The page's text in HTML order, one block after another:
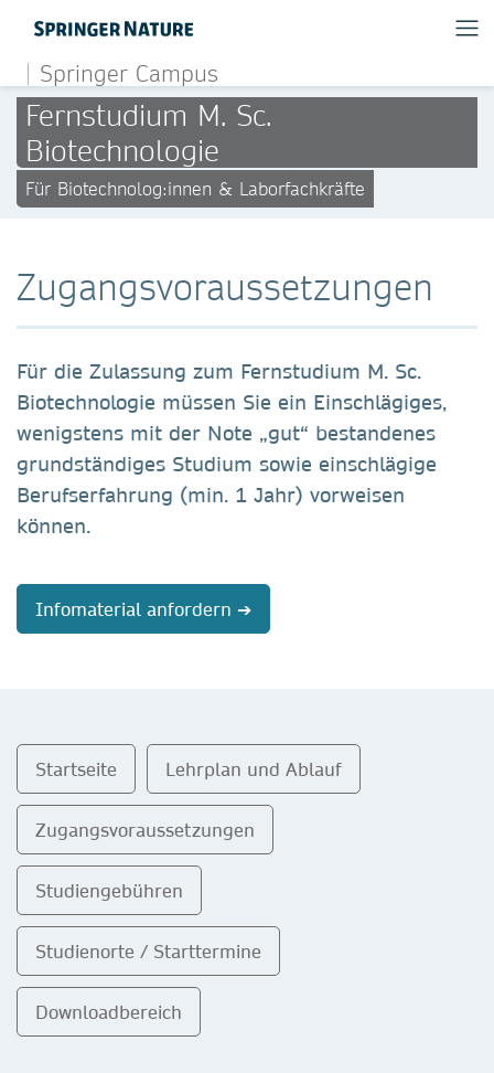
Springer Campus
Fernstudium M. Sc.
Biotechnologie
Für Biotechnolog:innen & Laborfachkräfte
Zugangsvoraussetzungen
Für die Zulassung zum Fernstudium M. Sc.
Biotechnologie müssen Sie ein Einschlägiges,
wenigstens mit der Note „gut“ bestandenes
grundständiges Studium sowie einschlägige
Berufserfahrung (min. 1 Jahr) vorweisen
können.
Infomaterial anfordern ➔
Startseite Lehrplan und Ablauf
Zugangsvoraussetzungen
Studiengebühren
Studienorte / Starttermine
Downloadbereich